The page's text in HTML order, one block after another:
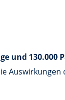
und 130.000